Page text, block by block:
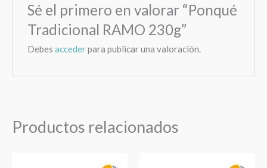
Sé el primero en valorar “Ponqué
Tradicional RAMO 230g”
Debesaccederpara publicar una valoración.
Productos relacionados